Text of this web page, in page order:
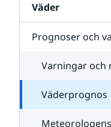
Väder
Prognoser och
Varningar och
Väderprognos